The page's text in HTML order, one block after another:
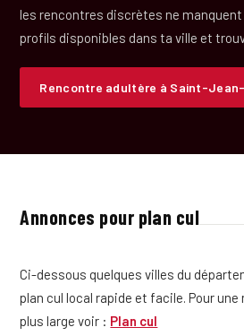
les rencontres discrètes ne manquent
profils disponibles dans ta ville et
Rencontre adultère à Saint-
Annonces pour plan cul
Ci-dessous quelques villes du
plan cul local rapide et facile. Pour
plus large voir : Plan cul